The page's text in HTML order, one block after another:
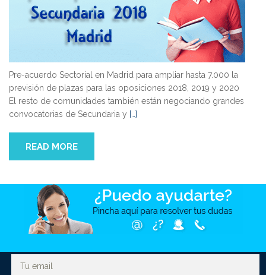
Pre-acuerdo Sectorial en Madrid para ampliar hasta 7.000 la
previsión de plazas para las oposiciones 2018, 2019 y 2020
El resto de comunidades también están negociando grandes
convocatorias de Secundaria y […]
READ MORE